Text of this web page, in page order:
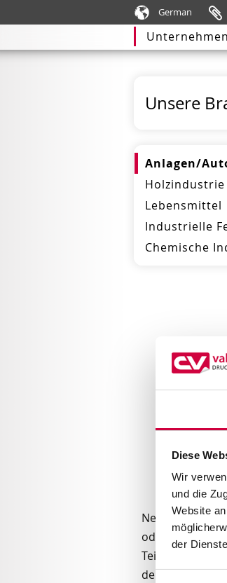
Diese
Wir
und die
Website
der
German
Unternehmen
Unsere
Anlagen/
Holzindustrie
Lebensmittel
Industrielle
Chemische
Neben der
oder den
Teilen und
dem Test des